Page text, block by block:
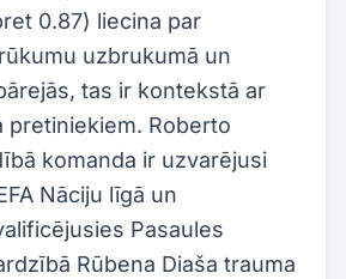
0.87) liecina par
uzbrukumā un
tas ir kontekstā ar
pretiniekiem. Roberto
komanda ir uzvarējusi
Nāciju līgā un
Pasaules
Rūbena Diaša trauma